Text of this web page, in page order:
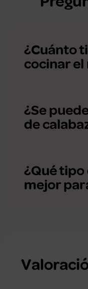
¿Cuánto
cocinar
¿Se
de
¿Qué
mejor